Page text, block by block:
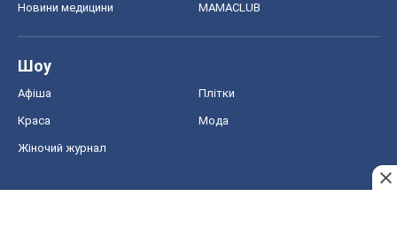
Новини медицини MAMACLUB
Шоу
Афіша Плітки
Краса Мода
Жіночий журнал